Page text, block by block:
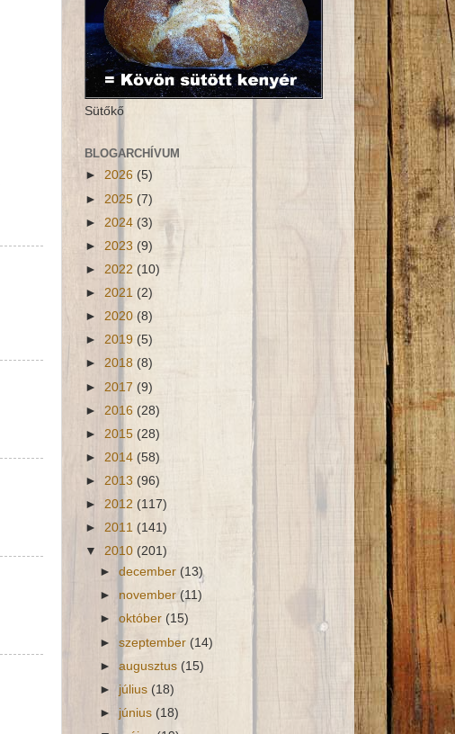
Sütőkő
BLOGARCHÍVUM
► 2026 (5)
► 2025 (7)
► 2024 (3)
► 2023 (9)
► 2022 (10)
► 2021 (2)
► 2020 (8)
► 2019 (5)
► 2018 (8)
► 2017 (9)
► 2016 (28)
► 2015 (28)
► 2014 (58)
► 2013 (96)
► 2012 (117)
► 2011 (141)
▼ 2010 (201)
►december (13)
► november (11)
►október (15)
►szeptember (14)
►augusztus (15)
► július (18)
► június (18)